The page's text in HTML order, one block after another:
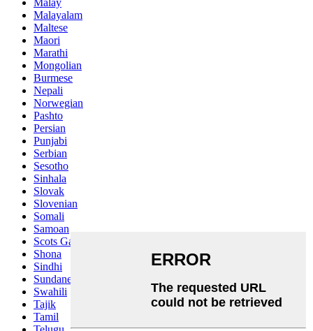
Malayalam
Maltese
Maori
Marathi
Mongolian
Burmese
Nepali
Norwegian
Pashto
Persian
Punjabi
Serbian
Sesotho
Sinhala
Slovak
Slovenian
Somali
Samoan
Scots Gaelic
Shona
Sindhi
Sundanese
Swahili
Tajik
Tamil